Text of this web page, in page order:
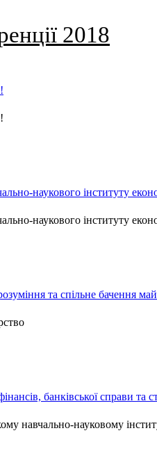
2018
наукового інституту
наукового інституту
та спільне бачення
банківської справи та
навчально-науковому